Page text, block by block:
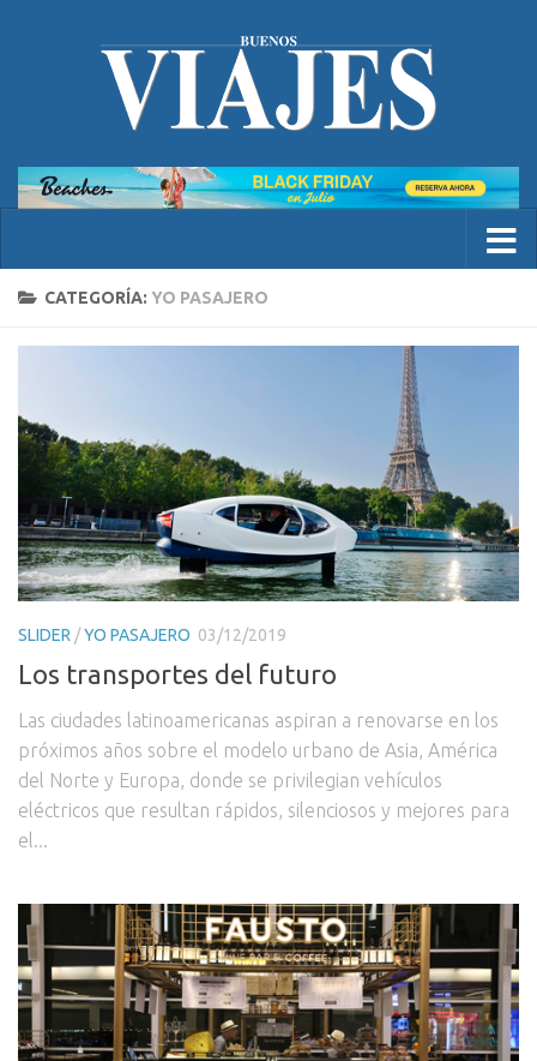
CATEGORÍA: YO PASAJERO
SLIDER /YO PASAJERO 03/12/2019
Los transportes del futuro
Las ciudades latinoamericanas aspiran a renovarse en los
próximos años sobre el modelo urbano de Asia, América
del Norte y Europa, donde se privilegian vehículos
eléctricos que resultan rápidos, silenciosos y mejores para
el...